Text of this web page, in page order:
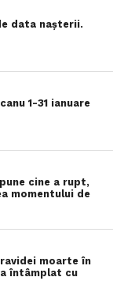
data nașterii.
1-31 ianuare
cine a rupt,
momentului de
moarte în
întâmplat cu